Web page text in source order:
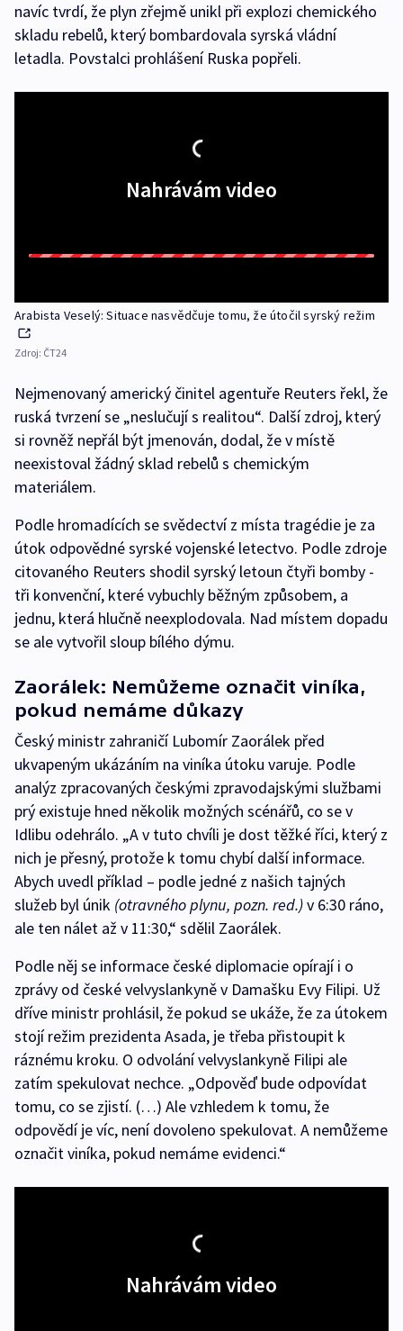
navíc tvrdí, že plyn zřejmě unikl při explozi chemického
skladu rebelů, který bombardovala syrská vládní
letadla. Povstalci prohlášení Ruska popřeli.
Nahrávám video
Arabista Veselý: Situace nasvědčuje tomu, že útočil syrský režim
Zdroj: ČT24
Nejmenovaný americký činitel agentuře Reuters řekl, že
ruská tvrzení se „neslučují s realitou“. Další zdroj, který
si rovněž nepřál být jmenován, dodal, že v místě
neexistoval žádný sklad rebelů s chemickým
materiálem.
Podle hromadících se svědectví z místa tragédie je za
útok odpovědné syrské vojenské letectvo. Podle zdroje
citovaného Reuters shodil syrský letoun čtyři bomby -
tři konvenční, které vybuchly běžným způsobem, a
jednu, která hlučně neexplodovala. Nad místem dopadu
se ale vytvořil sloup bílého dýmu.
Zaorálek: Nemůžeme označit viníka,
pokud nemáme důkazy
Český ministr zahraničí Lubomír Zaorálek před
ukvapeným ukázáním na viníka útoku varuje. Podle
analýz zpracovaných českými zpravodajskými službami
prý existuje hned několik možných scénářů, co se v
Idlibu odehrálo. „A v tuto chvíli je dost těžké říci, který z
nich je přesný, protože k tomu chybí další informace.
Abych uvedl příklad – podle jedné z našich tajných
služeb byl únik (otravného plynu, pozn. red.)v 6:30 ráno,
ale ten nálet až v 11:30,“ sdělil Zaorálek.
Podle něj se informace české diplomacie opírají i o
zprávy od české velvyslankyně v Damašku Evy Filipi. Už
dříve ministr prohlásil, že pokud se ukáže, že za útokem
stojí režim prezidenta Asada, je třeba přistoupit k
ráznému kroku. O odvolání velvyslankyně Filipi ale
zatím spekulovat nechce. „Odpověď bude odpovídat
tomu, co se zjistí. (…) Ale vzhledem k tomu, že
odpovědí je víc, není dovoleno spekulovat. A nemůžeme
označit viníka, pokud nemáme evidenci.“
Nahrávám video